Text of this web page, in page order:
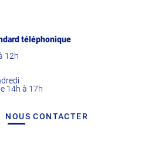
téléphonique
12h
14h à 17h
NOUS CONTACTER